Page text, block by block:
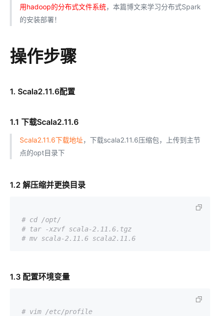
用hadoop的分布式文件系统，本篇博文来学习分布式Spark
的安装部署！
操作步骤
1. Scala2.11.6配置
1.1 下载Scala2.11.6
Scala2.11.6下载地址，下载scala2.11.6压缩包，上传到主节
点的opt目录下
1.2 解压缩并更换目录
# cd /opt/
# tar -xzvf scala-2.11.6.tgz
# mv scala-2.11.6 scala2.11.6
1.3 配置环境变量
# vim /etc/profile